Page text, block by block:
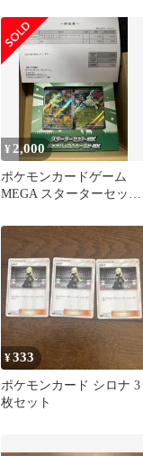
¥2,000
ポケモンカードゲーム
MEGA スターターセット
ャex
¥333
ポケモンカード シロナ 3
枚セット